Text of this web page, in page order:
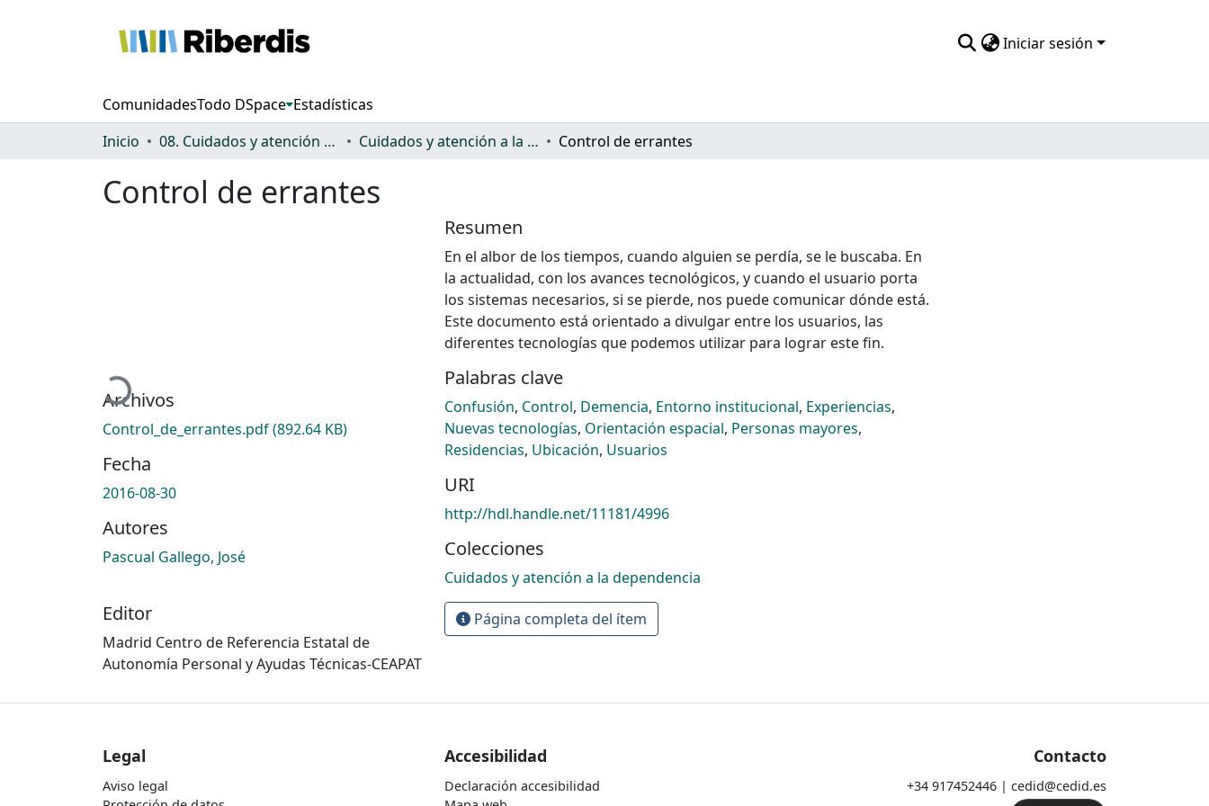
Iniciar sesión
ComunidadesTodo DSpace Estadísticas
Inicio
08. Cuidados y atención a la dependencia Cuidados y atención a la dependencia Control de errantes
Control de errantes
Cargando...
Archivos
Control_de_errantes.pdf(892.64 KB)
Fecha
2016-08-30
Autores
Pascual Gallego, José
Editor
Madrid Centro de Referencia Estatal de
Autonomía Personal y Ayudas Técnicas-CEAPAT
Resumen
En el albor de los tiempos, cuando alguien se perdía, se le buscaba. En
la actualidad, con los avances tecnológicos, y cuando el usuario porta
los sistemas necesarios, si se pierde, nos puede comunicar dónde está.
Este documento está orientado a divulgar entre los usuarios, las
diferentes tecnologías que podemos utilizar para lograr este fin.
Palabras clave
Confusión, Control, Demencia, Entorno institucional, Experiencias,
Nuevas tecnologías, Orientación espacial, Personas mayores,
Residencias, Ubicación, Usuarios
URI
http://hdl.handle.net/11181/4996
Colecciones
Cuidados y atención a la dependencia
Página completa del ítem
Legal
Aviso legal
Accesibilidad
Declaración accesibilidad
Contacto
+34 917452446 | cedid@cedid.es